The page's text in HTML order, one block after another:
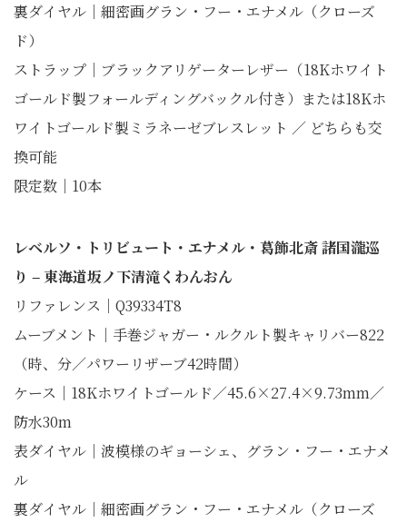
裏ダイヤル｜細密画グラン・フー・エナメル（クローズ
ド）
ストラップ｜ブラックアリゲーターレザー（18Kホワイト
ゴールド製フォールディングバックル付き）または18Kホ
ワイトゴールド製ミラネーゼブレスレット ／ どちらも交
換可能
限定数｜10本
レベルソ・トリビュート・エナメル・葛飾北斎 諸国瀧巡
り ‒ 東海道坂ノ下清滝くわんおん
リファレンス｜Q39334T8
ムーブメント｜手巻ジャガー・ルクルト製キャリバー822
（時、分／パワーリザーブ42時間）
ケース｜18Kホワイトゴールド／45.6×27.4×9.73mm／
防水30m
表ダイヤル｜波模様のギョーシェ、グラン・フー・エナメ
ル
裏ダイヤル｜細密画グラン・フー・エナメル（クローズ